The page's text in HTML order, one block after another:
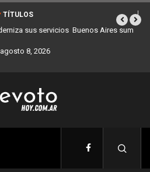
TÍTULOS
Bares Notables y ya son 90 en toda la
Ciudad
agosto 8, 2026